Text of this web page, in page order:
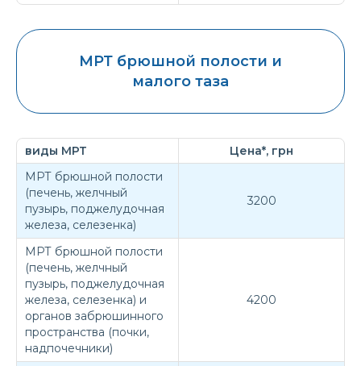
МРТ брюшной полости и
малого таза
виды МРТ
Цена*, грн
МРТ брюшной полости
(печень, желчный
пузырь, поджелудочная
железа, селезенка)
3200
МРТ брюшной полости
(печень, желчный
пузырь, поджелудочная
железа, селезенка) и
органов забрюшинного
пространства (почки,
надпочечники)
4200